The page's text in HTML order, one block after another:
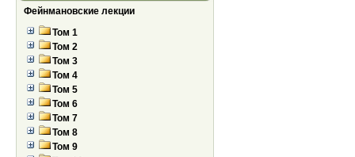
Фейнмановские лекции
Том 1
Том 2
Том 3
Том 4
Том 5
Том 6
Том 7
Том 8
Том 9